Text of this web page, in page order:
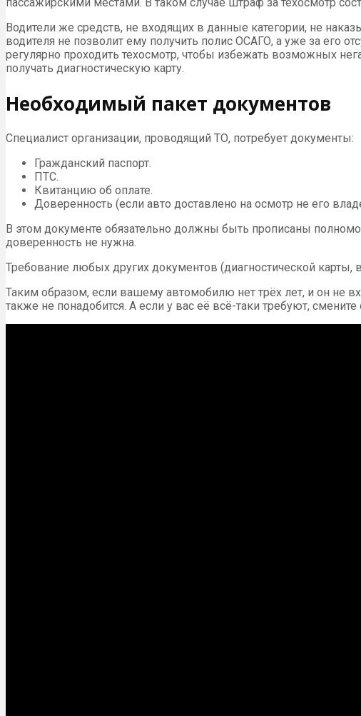
Водители же средств, не входящих в данные категории, не
водителя не позволит ему получить полис ОСАГО, а уже за его
регулярно проходить техосмотр, чтобы избежать возможных
получать диагностическую карту.
Необходимый пакет документов
Специалист организации, проводящий ТО, потребует документы:
Гражданский паспорт.
ПТС.
Квитанцию об оплате.
Доверенность (если авто доставлено на осмотр не его
В этом документе обязательно должны быть прописаны
доверенность не нужна.
Требование любых других документов (диагностической
Таким образом, если вашему автомобилю нет трёх лет, и он не
также не понадобится. А если у вас её всё-таки требуют,